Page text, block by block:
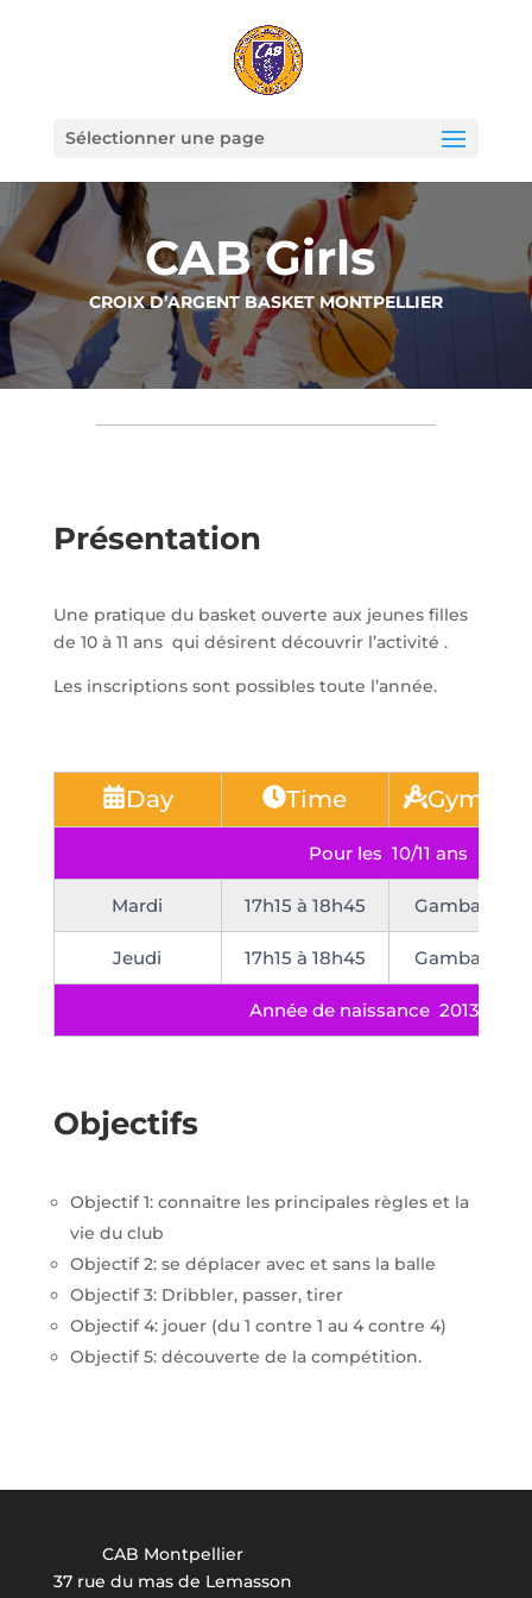
Sélectionner une page
CAB Girls
CROIX D’ARGENT BASKET MONTPELLIER
Présentation
Une pratique du basket ouverte aux jeunes filles
de 10 à 11 ans qui désirent découvrir l’activité .
Les inscriptions sont possibles toute l’année.
Day Time
Pour les 10/11 ans
Mardi 17h15 à 18h45 Gambardella
Jeudi 17h15 à 18h45 Gambardella
Année de naissance 2013-2014
Objectifs
Objectif 1: connaitre les principales règles et la
vie du club
Objectif 2: se déplacer avec et sans la balle
Objectif 3: Dribbler, passer, tirer
Objectif 4: jouer (du 1 contre 1 au 4 contre 4)
Objectif 5: découverte de la compétition.
CAB Montpellier
37 rue du mas de Lemasson